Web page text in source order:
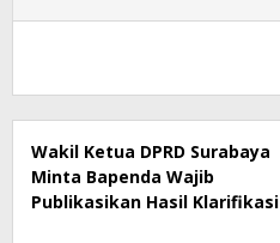
Wakil Ketua DPRD Surabaya
Minta Bapenda Wajib
Publikasikan Hasil Klarifikasi